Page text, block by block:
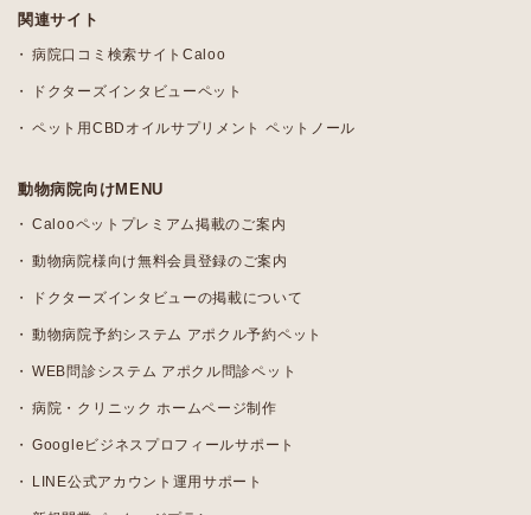
関連サイト
病院口コミ検索サイトCaloo
ドクターズインタビューペット
ペット用CBDオイルサプリメント ペットノール
動物病院向けMENU
Calooペットプレミアム掲載のご案内
動物病院様向け無料会員登録のご案内
ドクターズインタビューの掲載について
動物病院予約システム アポクル予約ペット
WEB問診システム アポクル問診ペット
病院・クリニック ホームページ制作
Googleビジネスプロフィールサポート
LINE公式アカウント運用サポート